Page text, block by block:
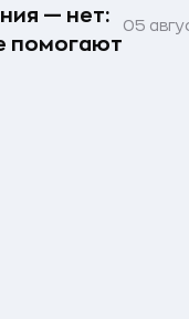
— нет:
помогают
05